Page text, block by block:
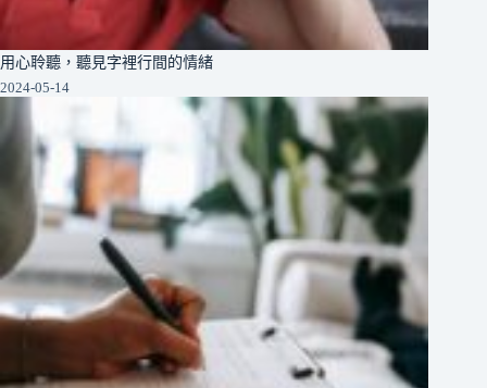
用心聆聽，聽見字裡行間的情緒
2024-05-14